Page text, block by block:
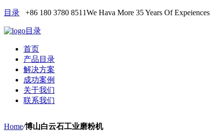
目录 +86 180 3780 8511We Hava More 35 Years Of Expeiences
目录
首页
产品目录
解决方案
成功案例
关于我们
联系我们
Home/博山白云石工业磨粉机